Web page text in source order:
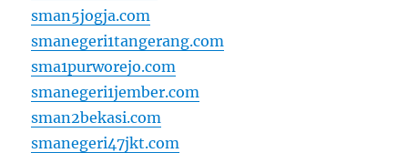
sman5jogja.com
smanegeri1tangerang.com
sma1purworejo.com
smanegeri1jember.com
sman2bekasi.com
smanegeri47jkt.com